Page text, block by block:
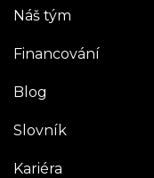
Náš tým
Financování
Blog
Slovník
Kariéra